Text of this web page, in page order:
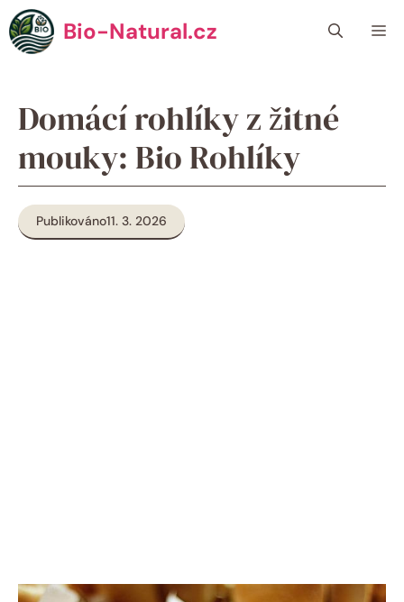
Přeskočit
na
obsah
Bio-Natural.cz
Domácí rohlíky z žitné
mouky: Bio Rohlíky
Publikováno11. 3. 2026